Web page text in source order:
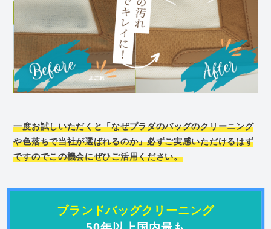
一度お試しいただくと「なぜプラダのバッグのクリーニング
や色落ちで当社が選ばれるのか」必ずご実感いただけるはず
ですのでこの機会にぜひご活用ください。
ブランドバッグクリーニング